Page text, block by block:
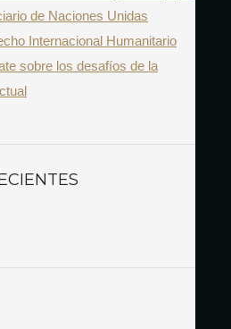
de Naciones Unidas
Internacional Humanitario
sobre los desafíos de la